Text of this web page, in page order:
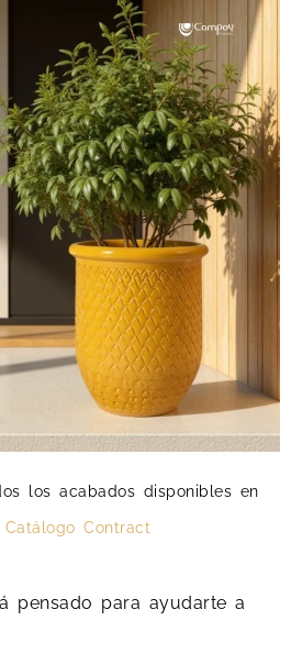
los acabados disponibles en
Catálogo Contract
pensado para ayudarte a